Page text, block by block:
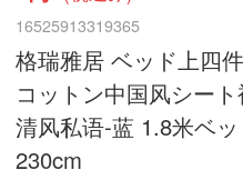
16525913319365
格瑞雅居 ベッド上四
コットン中国风シー
清风私语-蓝 1.8米ベ
230cm